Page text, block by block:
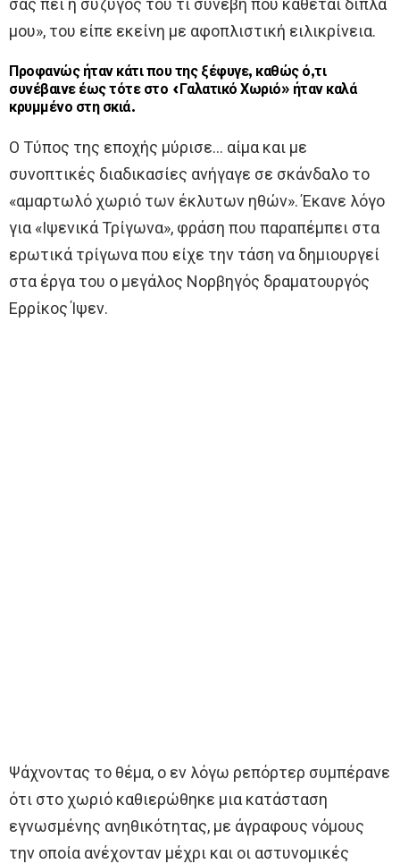
σας πει η σύζυγός του τι συνέβη που κάθεται δίπλα
μου», του είπε εκείνη με αφοπλιστική ειλικρίνεια.
Προφανώς ήταν κάτι που της ξέφυγε, καθώς ό,τι
συνέβαινε έως τότε στο «Γαλατικό Χωριό» ήταν καλά
κρυμμένο στη σκιά.
Ο Τύπος της εποχής μύρισε… αίμα και με
συνοπτικές διαδικασίες ανήγαγε σε σκάνδαλο το
«αμαρτωλό χωριό των έκλυτων ηθών». Έκανε λόγο
για «Ιψενικά Τρίγωνα», φράση που παραπέμπει στα
ερωτικά τρίγωνα που είχε την τάση να δημιουργεί
στα έργα του ο μεγάλος Νορβηγός δραματουργός
Ερρίκος Ίψεν.
Ψάχνοντας το θέμα, ο εν λόγω ρεπόρτερ συμπέρανε
ότι στο χωριό καθιερώθηκε μια κατάσταση
εγνωσμένης ανηθικότητας, με άγραφους νόμους
την οποία ανέχονταν μέχρι και οι αστυνομικές